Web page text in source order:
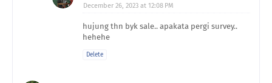
December 26, 2023 at 12:08 PM
hujung thn byk sale.. apakata pergi survey..
hehehe
Delete